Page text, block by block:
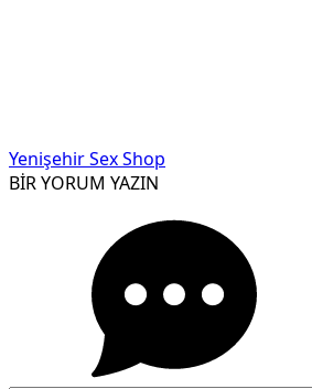
Yenişehir Sex Shop
BİR YORUM YAZIN